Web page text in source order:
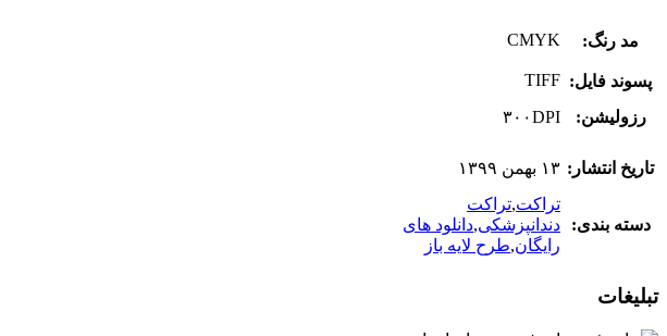
مد رنگ: CMYK
پسوند فایل: TIFF
رزولیشن:
۳۰۰DPI
تاریخ انتشار: ۱۳ بهمن ۱۳۹۹
دسته بندی:
تراکت,تراکت
دندانپزشکی,دانلود های
رایگان,طرح لایه باز
تبلیغات